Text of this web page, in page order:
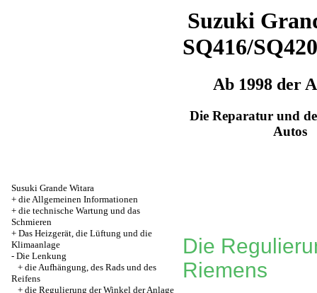
Suzuki
SQ416/
Ab 1998 der
Die Reparatur und
Autos
Susuki Grande Witara
+ die Allgemeinen Informationen
+ die technische Wartung und das
Schmieren
+ Das Heizgerät, die Lüftung und die
Klimaanlage
- Die Lenkung
+ die Aufhängung, des Rads und des
Reifens
+ die Regulierung der Winkel der Anlage
Die
Riemens